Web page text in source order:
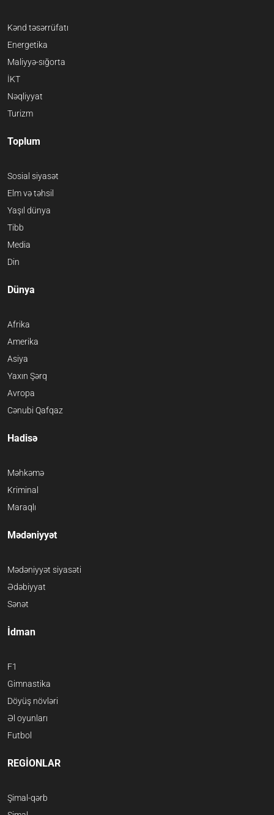
Kənd təsərrüfatı
Energetika
Maliyyə-sığorta
İKT
Nəqliyyat
Turizm
Toplum
Sosial siyasət
Elm və təhsil
Yaşıl dünya
Tibb
Media
Din
Dünya
Afrika
Amerika
Asiya
Yaxın Şərq
Avropa
Cənubi Qafqaz
Hadisə
Məhkəmə
Kriminal
Maraqlı
Mədəniyyət
Mədəniyyət siyasəti
Ədəbiyyat
Sənət
İdman
F1
Gimnastika
Döyüş növləri
Əl oyunları
Futbol
REGİONLAR
Şimal-qərb